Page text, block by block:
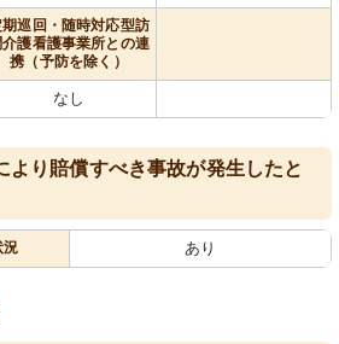
期巡回・随時対応型訪
介護看護事業所との連
携（予防を除く）
なし
より賠償すべき事故が発生したと
況 あり